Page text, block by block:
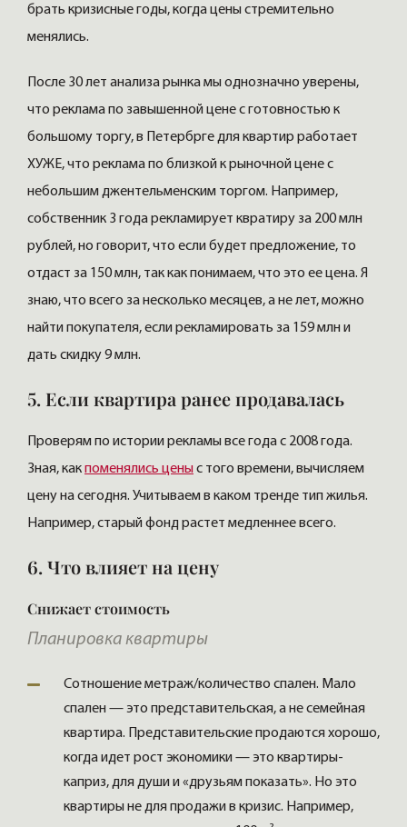
брать кризисные годы, когда цены стремительно
менялись.
После 30 лет анализа рынка мы однозначно уверены,
что реклама по завышенной цене с готовностью к
большому торгу, в Петербрге для квартир работает
ХУЖЕ, что реклама по близкой к рыночной цене с
небольшим джентельменским торгом. Например,
собственник 3 года рекламирует квратиру за 200 млн
рублей, но говорит, что если будет предложение, то
отдаст за 150 млн, так как понимаем, что это ее цена. Я
знаю, что всего за несколько месяцев, а не лет, можно
найти покупателя, если рекламировать за 159 млн и
дать скидку 9 млн.
5. Если квартира ранее продавалась
Проверям по истории рекламы все года с 2008 года.
Зная, какпоменялись ценыс того времени, вычисляем
цену на сегодня. Учитываем в каком тренде тип жилья.
Например, старый фонд растет медленнее всего.
6. Что влияет на цену
Снижает стоимость
Планировка квартиры
Сотношение метраж/количество спален. Мало
спален — это представительская, а не семейная
квартира. Представительские продаются хорошо,
когда идет рост экономики — это квартиры-
каприз, для души и «друзьям показать». Но это
квартиры не для продажи в кризис. Например,